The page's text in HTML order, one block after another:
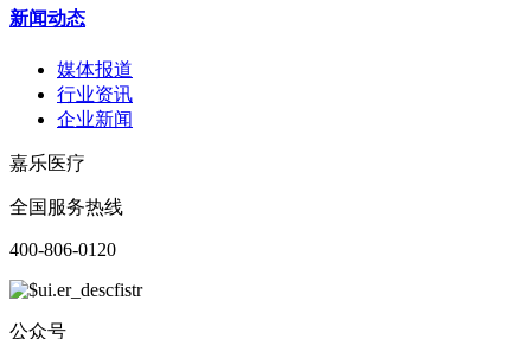
新闻动态
媒体报道
行业资讯
企业新闻
嘉乐医疗
全国服务热线
400-806-0120
公众号